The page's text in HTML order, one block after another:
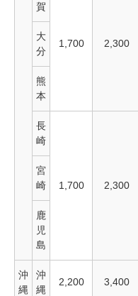
賀
1,700 2,300
大
分
熊
本
長
崎
1,700 2,300
宮
崎
鹿
児
島
沖
縄
沖
縄
2,200 3,400